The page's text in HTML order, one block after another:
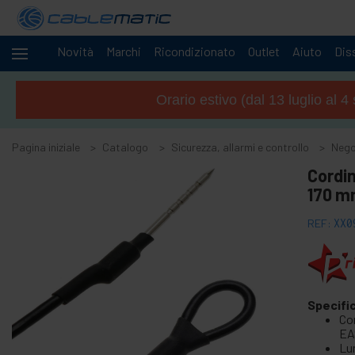
Novità Marchi Ricondizionato Outlet Aiuto
Cavi +
Racks
server
Fotografia +
Utensili e
ferramenta
Orario estivo (dal 13 luglio al
Pagina iniziale Catalogo Sicurezza, allarmi e controllo
170
REF: